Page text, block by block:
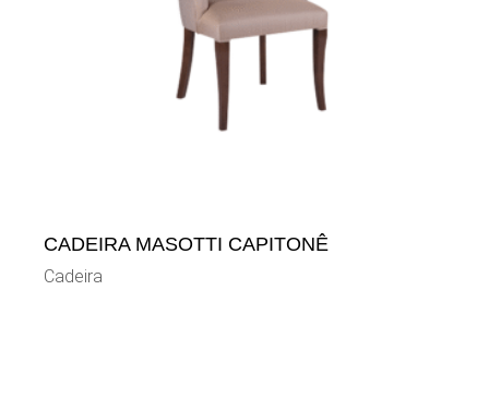
CADEIRA MASOTTI CAPITONÊ
Cadeira